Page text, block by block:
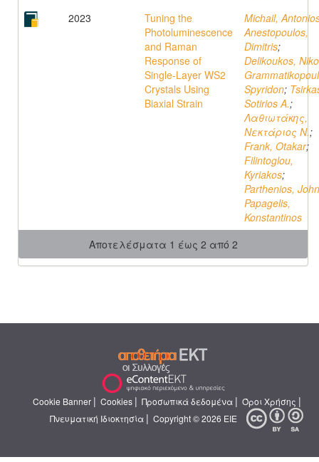
2023
Tuning the
Photoluminescence
and Raman
Response of
Single-Layer WS2
Crystals Using
Biaxial Strain
Michail,
Anestopoulos,
Dimitris;
Delikoukos,
Spyridon;
Sotirios A.;
Λαθιωτάκης,
Νεκτάριος N.;
Frank, Otakar;
Filintoglou,
Kyriakos;
Parthenios, John
Papagelis,
Konstantinos
Αποτελέσματα 1 έως 2 από 2
Cookie Banner | Cookies | Προσωπικά δεδομένα | Όροι Χρήσης |
Πνευματική Ιδιοκτησία | Copyright © 2026 ΕΙΕ